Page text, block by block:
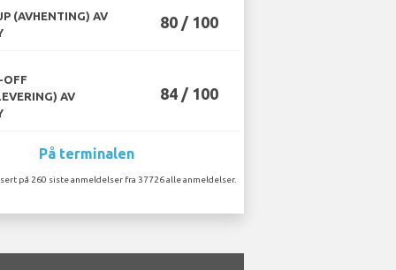
(AVHENTING) AV
80 / 100
OFF
AV
84 / 100
På terminalen
på 260 siste anmeldelser fra 37726 alle anmeldelser.